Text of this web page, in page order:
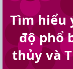
Tìm hiểu
độ phổ
thủy và